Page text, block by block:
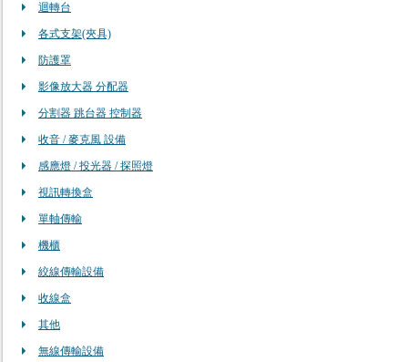
迴轉台
各式支架(夾具)
防護罩
影像放大器 分配器
分割器 跳台器 控制器
收音 / 麥克風 設備
感應燈 / 投光器 / 探照燈
視訊轉換盒
單軸傳輸
機櫃
絞線傳輸設備
收線盒
其他
無線傳輸設備